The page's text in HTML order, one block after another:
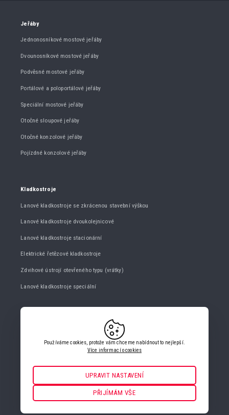
Jeřáby
Jednonosníkové mostové jeřáby
Dvounosníkové mostové jeřáby
Podvěsné mostové jeřáby
Portálové a poloportálové jeřáby
Speciální mostové jeřáby
Otočné sloupové jeřáby
Otočné konzolové jeřáby
Pojízdné konzolové jeřáby
Kladkostroje
Lanové kladkostroje se zkrácenou stavební výškou
Lanové kladkostroje dvoukolejnicové
Lanové kladkostroje stacionární
Elektrické řetězové kladkostroje
Zdvihové ústrojí otevřeného typu (vrátky)
Lanové kladkostroje speciální
info@gigasro.cz
NASTAVENÍ COOKIES
Používáme cookies, protože vám chceme nabídnout to nejlepší.
Více informací o cookies
sítě, přístupnost a základní statistiky o návštěvnících.
UPRAVIT NASTAVENÍ
PŘIJÍMÁM VŠE